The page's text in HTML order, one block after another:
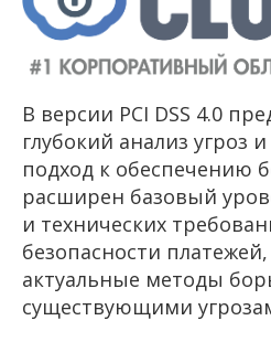
В версии PCI DSS 4.0
глубокий анализ угроз
подход к обеспечению
расширен базовый
и технических
безопасности
актуальные методы
существующими